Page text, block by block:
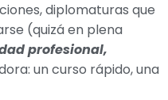
diplomaturas que
(quizá en plena
profesional,
un curso rápido, una